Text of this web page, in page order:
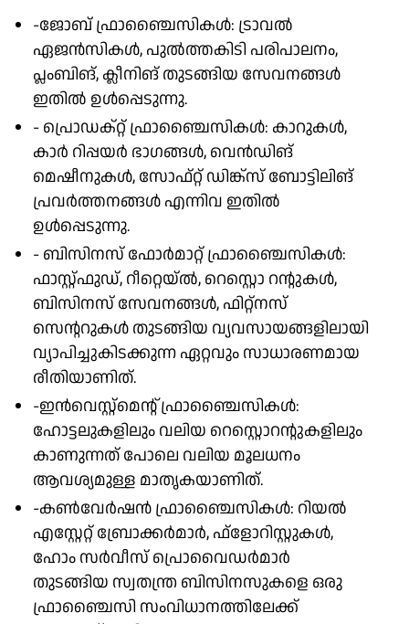
-ജോബ് ഫ്രാഞ്ചൈസികള്‍: ട്രാവല്‍
ഏജന്‍സികള്‍, പുല്‍ത്തകിടി പരിപാലനം,
പ്ലംബിങ്, ക്ലീനിങ് തുടങ്ങിയ സേവനങ്ങള്‍
ഇതില്‍ ഉള്‍പ്പെടുന്നു.
- പ്രൊഡക്റ്റ് ഫ്രാഞ്ചൈസികള്‍: കാറുകള്‍,
കാര്‍ റിപ്പയര്‍ ഭാഗങ്ങള്‍, വെന്‍ഡിങ്
മെഷീനുകള്‍, സോഫ്റ്റ് ഡിങ്ക്‌സ് ബോട്ടിലിങ്
പ്രവര്‍ത്തനങ്ങള്‍ എന്നിവ ഇതില്‍
ഉള്‍പ്പെടുന്നു.
- ബിസിനസ് ഫോര്‍മാറ്റ് ഫ്രാഞ്ചൈസികള്‍:
ഫാസ്റ്റ്ഫുഡ്, റീറ്റെയ്ല്‍, റെസ്റ്റൊ റന്റുകള്‍,
ബിസിനസ് സേവനങ്ങള്‍, ഫിറ്റ്നസ്
സെന്ററുകള്‍ തുടങ്ങിയ വ്യവസായങ്ങളിലായി
വ്യാപിച്ചുകിടക്കുന്ന ഏറ്റവും സാധാരണമായ
രീതിയാണിത്.
-ഇന്‍വെസ്റ്റ്‌മെന്റ് ഫ്രാഞ്ചൈസികള്‍:
ഹോട്ടലുകളിലും വലിയ റെസ്റ്റൊറന്റുകളിലും
കാണുന്നത് പോലെ വലിയ മൂലധനം
ആവശ്യമുള്ള മാതൃകയാണിത്.
-കണ്‍വേര്‍ഷന്‍ ഫ്രാഞ്ചൈസികള്‍: റിയല്‍
എസ്റ്റേറ്റ് ബ്രോക്കര്‍മാര്‍, ഫ്ളോറിസ്റ്റുകള്‍,
ഹോം സര്‍വീസ് പ്രൊവൈഡര്‍മാര്‍
തുടങ്ങിയ സ്വതന്ത്ര ബിസിനസുകളെ ഒരു
ഫ്രാഞ്ചൈസി സംവിധാനത്തിലേക്ക്